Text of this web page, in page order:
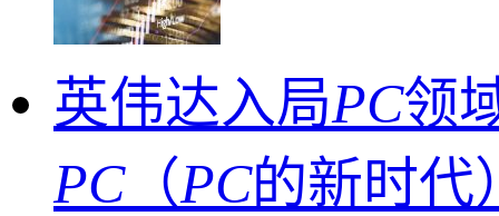
英伟达入局PC领
PC（PC的新时代